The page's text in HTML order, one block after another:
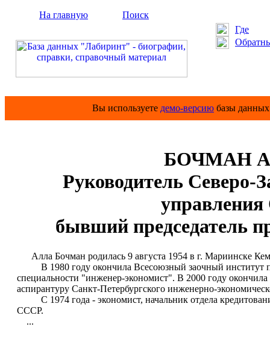
На главную
Поиск
Где
Вы используете демо-версию базы
БОЧМАН
Руководитель Северо-
бывший председатель
Алла Бочман родилась 9 августа 1954 в г. Мариинске
В 1980 году окончила Всесоюзный заочный институт
специальности "инженер-экономист". В 2000 году
аспирантуру Санкт-Петербургского инженерно-
С 1974 года - экономист, начальник отдела
СССР.
...